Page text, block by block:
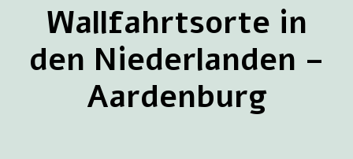
Wallfahrtsorte in
den Niederlanden –
Aardenburg